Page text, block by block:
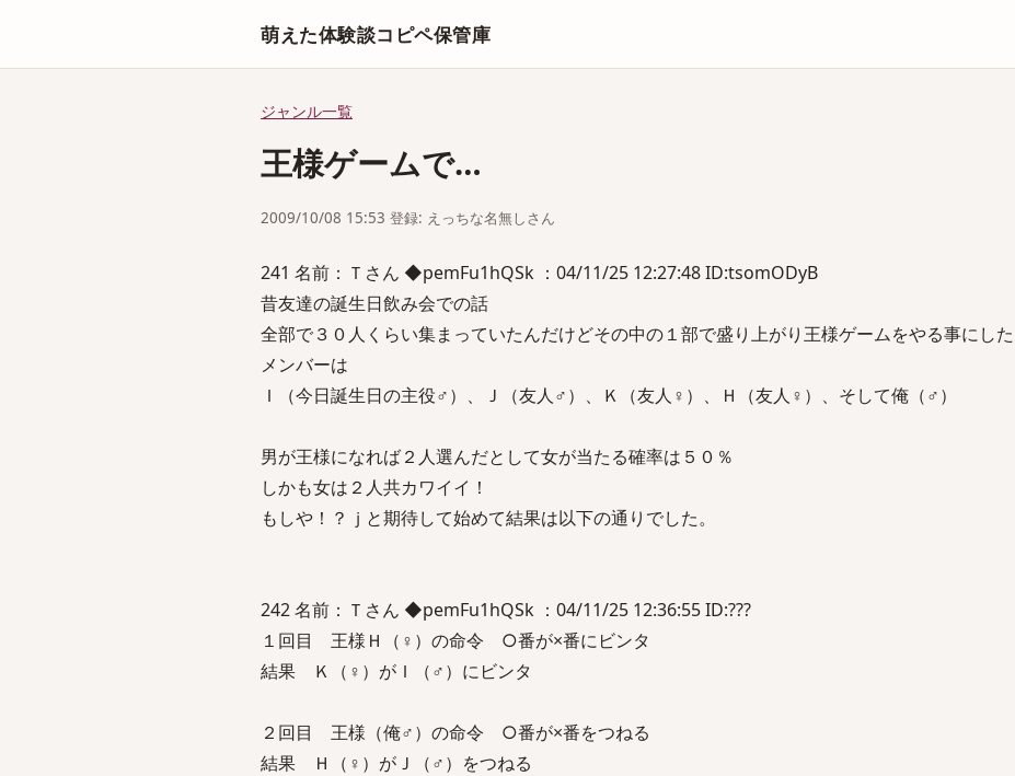
萌えた体験談コピペ保管庫
ジャンル一覧
王様ゲームで…
2009/10/08 15:53 登録: えっちな名無しさん
241 名前：Ｔさん ◆pemFu1hQSk ：04/11/25 12:27:48 ID:tsomODyB
昔友達の誕生日飲み会での話
全部で３０人くらい集まっていたんだけどその中の１部で盛り上がり王様ゲームをやる事にした
メンバーは
Ｉ（今日誕生日の主役♂）、Ｊ（友人♂）、Ｋ（友人♀）、Ｈ（友人♀）、そして俺（♂）
男が王様になれば２人選んだとして女が当たる確率は５０％
しかも女は２人共カワイイ！
もしや！？ｊと期待して始めて結果は以下の通りでした。
242 名前：Ｔさん ◆pemFu1hQSk ：04/11/25 12:36:55 ID:???
１回目 王様Ｈ（♀）の命令 ○番が×番にビンタ
結果 Ｋ（♀）がＩ（♂）にビンタ
２回目 王様（俺♂）の命令 ○番が×番をつねる
結果 Ｈ（♀）がＪ（♂）をつねる